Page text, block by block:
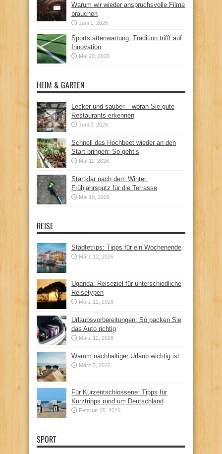
Warum wir wieder anspruchsvolle Filme
brauchen
Juni 1, 2026
Sportstättenwartung: Tradition trifft auf
Innovation
Mai 20, 2026
HEIM & GARTEN
Lecker und sauber – woran Sie gute
Restaurants erkennen
Juni 2, 2026
Schnell das Hochbeet wieder an den
Start bringen: So geht’s
Mai 11, 2026
Startklar nach dem Winter:
Frühjahrsputz für die Terrasse
Mai 10, 2026
REISE
Städtetrips: Tipps für ein Wochenende
März 12, 2026
Uganda: Reiseziel für unterschiedliche
Reisetypen
März 12, 2026
Urlaubsvorbereitungen: So packen Sie
das Auto richtig
März 12, 2026
Warum nachhaltiger Urlaub wichtig ist
März 5, 2026
Für Kurzentschlossene: Tipps für
Kurztripps rund um Deutschland
Februar 25, 2026
SPORT